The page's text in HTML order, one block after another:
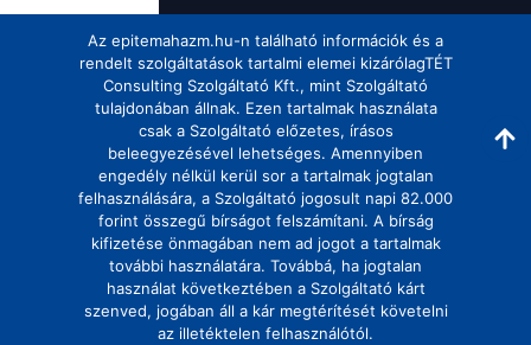
Az epitemahazm.hu-n található információk és a
rendelt szolgáltatások tartalmi elemei kizárólagTÉT
Consulting Szolgáltató Kft., mint Szolgáltató
tulajdonában állnak. Ezen tartalmak használata
csak a Szolgáltató előzetes, írásos
beleegyezésével lehetséges. Amennyiben
engedély nélkül kerül sor a tartalmak jogtalan
felhasználására, a Szolgáltató jogosult napi 82.000
forint összegű bírságot felszámítani. A bírság
kifizetése önmagában nem ad jogot a tartalmak
további használatára. Továbbá, ha jogtalan
használat következtében a Szolgáltató kárt
szenved, jogában áll a kár megtérítését követelni
az illetéktelen felhasználótól.